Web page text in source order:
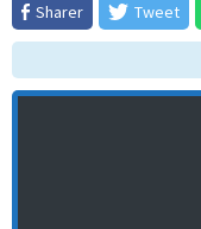
Sharer
Tweet